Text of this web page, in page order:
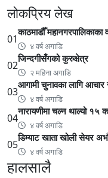
लोकप्रिय लेख
01
काठमाडौँ महानगरपालिकाका
४ वर्ष अगाडि
02
जिन्दगीसँगको कुरुक्षेत्र
२ महिना अगाडि
03
आगामी चुनावका लागि आचार
४ वर्ष अगाडि
04
नारायणीमा चल्न थाल्यो १५
४ वर्ष अगाडि
05
डिम्याट खाता खोली सेयर
४ वर्ष अगाडि
हालसालै